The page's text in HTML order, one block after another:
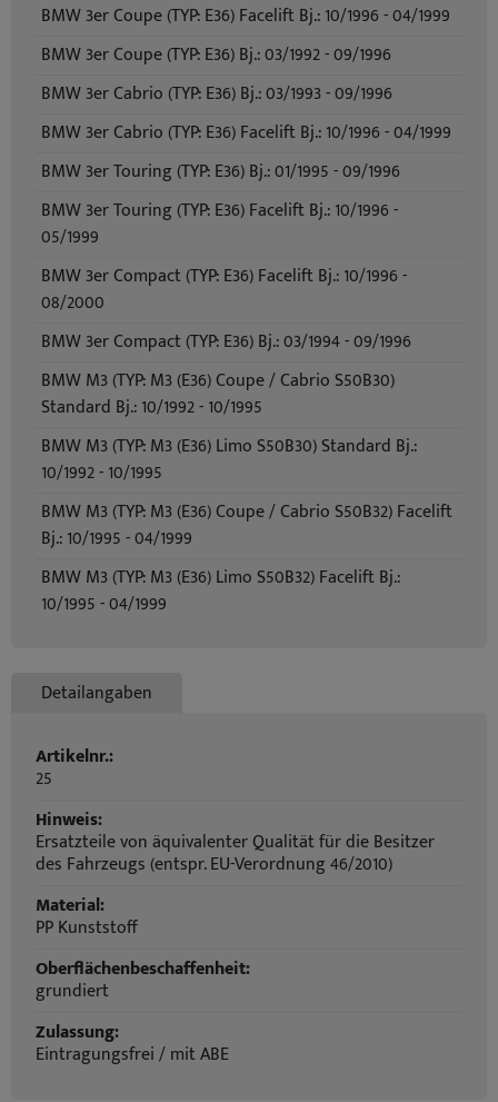
BMW 3er Coupe (TYP: E36) Facelift Bj.: 10/1996 - 04/1999
BMW 3er Coupe (TYP: E36) Bj.: 03/1992 - 09/1996
BMW 3er Cabrio (TYP: E36) Bj.: 03/1993 - 09/1996
BMW 3er Cabrio (TYP: E36) Facelift Bj.: 10/1996 - 04/1999
BMW 3er Touring (TYP: E36) Bj.: 01/1995 - 09/1996
BMW 3er Touring (TYP: E36) Facelift Bj.: 10/1996 -
05/1999
BMW 3er Compact (TYP: E36) Facelift Bj.: 10/1996 -
08/2000
BMW 3er Compact (TYP: E36) Bj.: 03/1994 - 09/1996
BMW M3 (TYP: M3 (E36) Coupe / Cabrio S50B30)
Standard Bj.: 10/1992 - 10/1995
BMW M3 (TYP: M3 (E36) Limo S50B30) Standard Bj.:
10/1992 - 10/1995
BMW M3 (TYP: M3 (E36) Coupe / Cabrio S50B32) Facelift
Bj.: 10/1995 - 04/1999
BMW M3 (TYP: M3 (E36) Limo S50B32) Facelift Bj.:
10/1995 - 04/1999
Detailangaben
Artikelnr.:
25
Hinweis:
Ersatzteile von äquivalenter Qualität für die Besitzer
des Fahrzeugs (entspr. EU-Verordnung 46/2010)
Material:
PP Kunststoff
Oberflächenbeschaffenheit:
grundiert
Zulassung:
Eintragungsfrei / mit ABE